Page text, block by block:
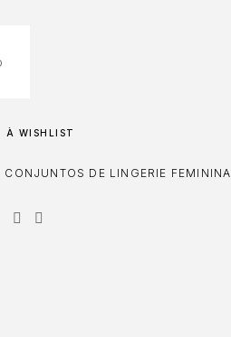
À WISHLIST
CONJUNTOS DE LINGERIE FEMININA